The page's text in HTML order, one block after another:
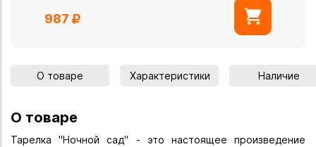
987
О товаре Характеристики Наличие
О товаре
Тарелка "Ночной сад" - это настоящее произведение